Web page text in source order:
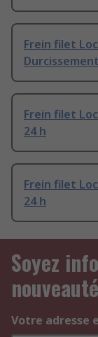
Frein filet
Frein filet
24 h
Frein filet
24 h
Soyez
Votre adresse